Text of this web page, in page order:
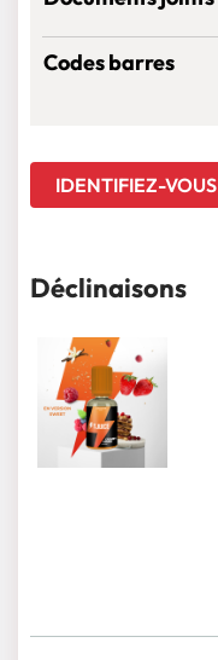
Codes barres
IDENTIFIEZ-VOUS
Déclinaisons